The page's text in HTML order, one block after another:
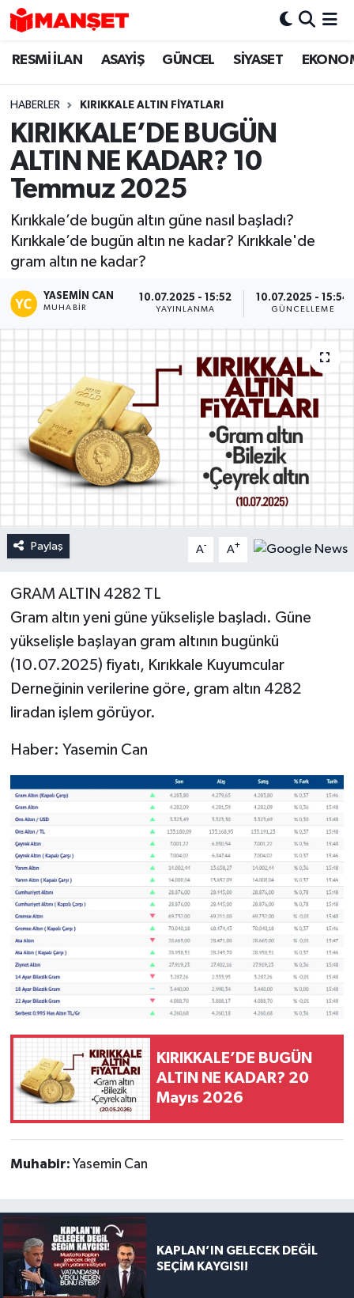
RESMİ İLAN ASAYİŞ GÜNCEL SİYASET
HABERLER KIRIKKALE ALTIN FİYATLARI
KIRIKKALE’DE BUGÜN
ALTIN NE KADAR? 10
Temmuz 2025
Kırıkkale’de bugün altın güne nasıl başladı?
Kırıkkale’de bugün altın ne kadar? Kırıkkale'de
gram altın ne kadar?
YASEMIN CAN
MUHABIR
10.07.2025 - 15:52
YAYINLANMA
10.07.2025 - 15:54
GÜNCELLEME
Paylaş A- A+
GRAM ALTIN 4282 TL
Gram altın yeni güne yükselişle başladı. Güne
yükselişle başlayan gram altının bugünkü
(10.07.2025) fiyatı, Kırıkkale Kuyumcular
Derneğinin verilerine göre, gram altın 4282
liradan işlem görüyor.
Haber: Yasemin Can
KIRIKKALE’DE BUGÜN
ALTIN NE KADAR? 20
Mayıs 2026
Muhabir: Yasemin Can
KAPLAN’IN GELECEK DEĞİL
SEÇİM KAYGISI!
Hava Durumu
Trafik Durumu
Süper Lig Puan Durumu ve Fikstür
Tüm Manşetler
Son Dakika Haberleri
Haber Arşivi